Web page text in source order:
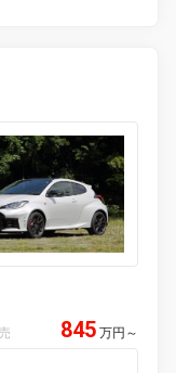
845 万円 ～